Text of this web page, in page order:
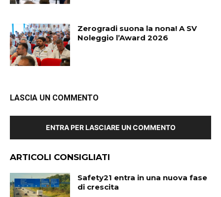
Zerogradi suona la nona! A SV
Noleggio l’Award 2026
LASCIA UN COMMENTO
ENTRA PER LASCIARE UN COMMENTO
ARTICOLI CONSIGLIATI
Safety21 entra in una nuova fase
di crescita